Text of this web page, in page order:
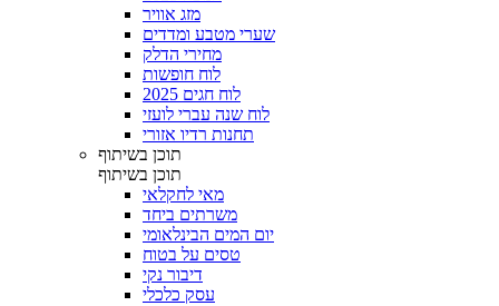
מזג אוויר
שערי מטבע ומדדים
מחירי הדלק
לוח חופשות
לוח חגים 2025
לוח שנה עברי לועזי
תחנות רדיו אזורי
תוכן בשיתוף
תוכן בשיתוף
מאי לחקלאי
משרתים ביחד
יום המים הבינלאומי
טסים על בטוח
דיבור נקי
עסק כלכלי